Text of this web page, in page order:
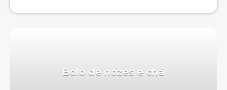
Bolo de nozes e chá